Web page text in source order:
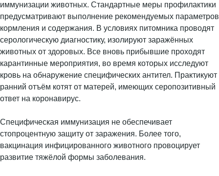
иммунизации животных. Стандартные меры профилактики
предусматривают выполнение рекомендуемых параметров
кормления и содержания. В условиях питомника проводят
серологическую диагностику, изолируют заражённых
животных от здоровых. Все вновь прибывшие проходят
карантинные мероприятия, во время которых исследуют
кровь на обнаружение специфических антител. Практикуют
ранний отъём котят от матерей, имеющих серопозитивный
ответ на коронавирус.
Специфическая иммунизация не обеспечивает
стопроцентную защиту от заражения. Более того,
вакцинация инфицированного животного провоцирует
развитие тяжёлой формы заболевания.